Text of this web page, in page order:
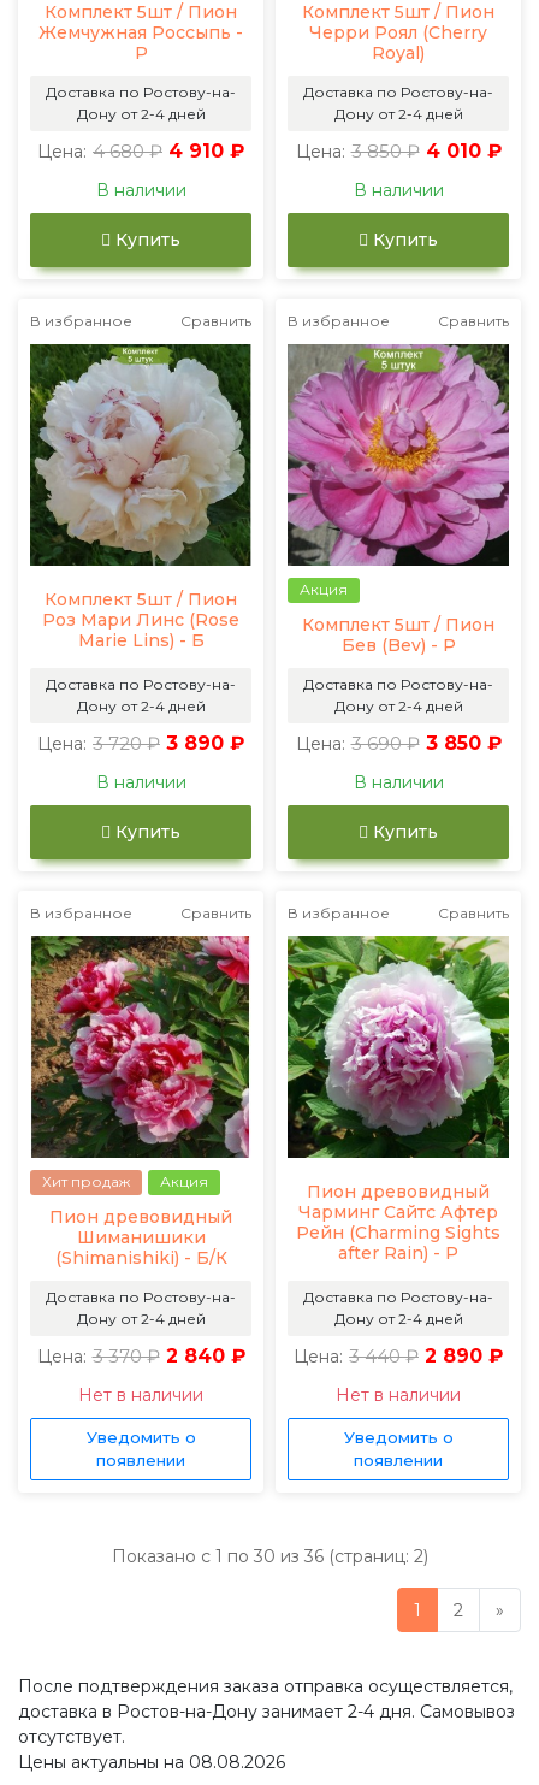
Комплект 5шт / Пион
Жемчужная Россыпь -
Р
Доставка по Ростову-на-
Дону от 2-4 дней
Цена: 4 680 ₽ 4 910 ₽
В наличии
Купить
Комплект 5шт / Пион
Черри Роял (Cherry
Royal)
Доставка по Ростову-на-
Дону от 2-4 дней
Цена: 3 850 ₽ 4 010 ₽
В наличии
Купить
В избранное Сравнить
Комплект 5шт / Пион
Роз Мари Линс (Rose
Marie Lins) - Б
Доставка по Ростову-на-
Дону от 2-4 дней
Цена: 3 720 ₽ 3 890 ₽
В наличии
Купить
В избранное Сравнить
Акция
Комплект 5шт / Пион
Бев (Bev) - Р
Доставка по Ростову-на-
Дону от 2-4 дней
Цена: 3 690 ₽ 3 850 ₽
В наличии
Купить
В избранное Сравнить
Хит продаж Акция
Пион древовидный
Шиманишики
(Shimanishiki) - Б/К
Доставка по Ростову-на-
Дону от 2-4 дней
Цена: 3 370 ₽ 2 840 ₽
Нет в наличии
Уведомить о
появлении
В избранное Сравнить
Пион древовидный
Чарминг Сайтс Афтер
Рейн (Charming Sights
after Rain) - Р
Доставка по Ростову-на-
Дону от 2-4 дней
Цена: 3 440 ₽ 2 890 ₽
Нет в наличии
Уведомить о
появлении
Показано с 1 по 30 из 36 (страниц: 2)
1 2 »
После подтверждения заказа отправка осуществляется,
доставка в Ростов-на-Дону занимает 2-4 дня. Самовывоз
отсутствует.
Цены актуальны на 08.08.2026